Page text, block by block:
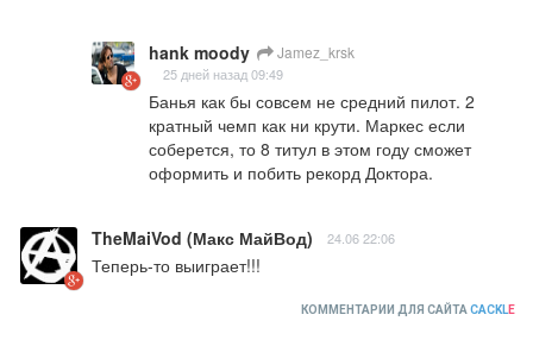
hank moody Jamez_krsk
25 дней назад 09:49
Банья как бы совсем не средний пилот. 2
кратный чемп как ни крути. Маркес если
соберется, то 8 титул в этом году сможет
оформить и побить рекорд Доктора.
TheMaiVod (Макс МайВод) 24.06 22:06
Теперь-то выиграет!!!
КОММЕНТАРИИ ДЛЯ САЙТА CACKLE